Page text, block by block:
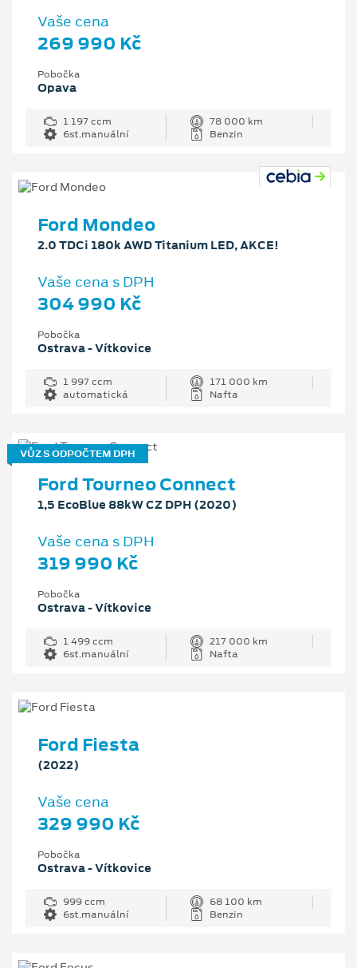
Vaše cena
269 990 Kč
Pobočka
Opava
1 197 ccm
78 000 km
6st.manuální
Benzin
Ford Mondeo
2.0 TDCi 180k AWD Titanium LED, AKCE!
Vaše cena s DPH
304 990 Kč
Pobočka
Ostrava - Vítkovice
1 997 ccm
171 000 km
automatická
Nafta
VŮZ S ODPOČTEM DPH
Ford Tourneo Connect
1,5 EcoBlue 88kW CZ DPH (2020)
Vaše cena s DPH
319 990 Kč
Pobočka
Ostrava - Vítkovice
1 499 ccm
217 000 km
6st.manuální
Nafta
Ford Fiesta
(2022)
Vaše cena
329 990 Kč
Pobočka
Ostrava - Vítkovice
999 ccm
68 100 km
6st.manuální
Benzin